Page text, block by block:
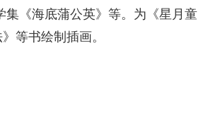
集《海底蒲公英》等。为《星月童
等书绘制插画。